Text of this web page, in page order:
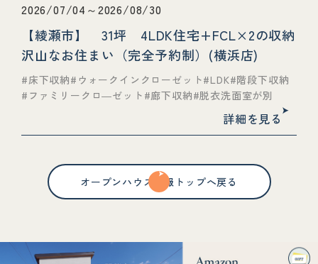
2026/07/04～2026/08/30
【綾瀬市】 31坪 4LDK住宅+FCL×2の収納
沢山なお住まい（完全予約制）(横浜店)
床下収納 ウォークインクローゼット LDK 階段下収納
ファミリークロ―ゼット
廊下収納 脱衣洗面室が別
詳細を見る
オープンハウス情報トップへ戻る